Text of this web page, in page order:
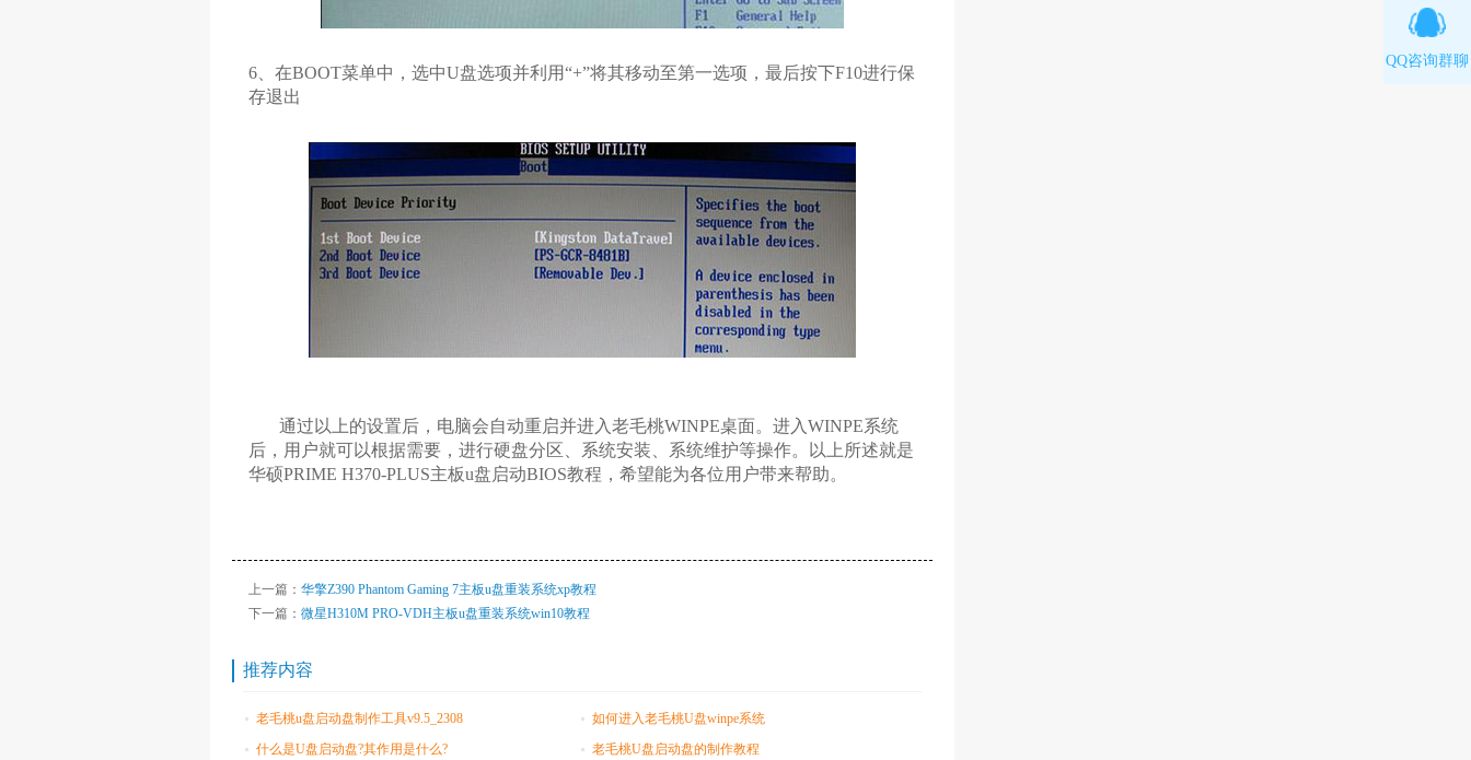
6、在BOOT菜单中，选中U盘选项并利用“+”将其移动至第一选项，最后按下F10进行保
存退出
通过以上的设置后，电脑会自动重启并进入老毛桃WINPE桌面。进入WINPE系统
后，用户就可以根据需要，进行硬盘分区、系统安装、系统维护等操作。
以上所述就是
华硕PRIME H370-PLUS主板u盘启动BIOS教程，希望能为各位用户带来帮助。
上一篇： 华擎Z390 Phantom Gaming 7主板u盘重装系统xp教程
下一篇： 微星H310M PRO-VDH主板u盘重装系统win10教程
推荐内容
老毛桃u盘启动盘制作工具v9.5_2308
如何进入老毛桃U盘winpe系统
什么是U盘启动盘?其作用是什么?
老毛桃U盘启动盘的制作教程
QQ咨询群聊